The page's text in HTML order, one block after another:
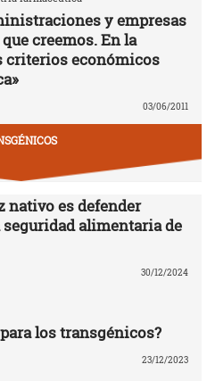
y empresas
creemos. En la
criterios económicos
03/06/2011
nativo es defender
alimentaria de
30/12/2024
los transgénicos?
23/12/2023